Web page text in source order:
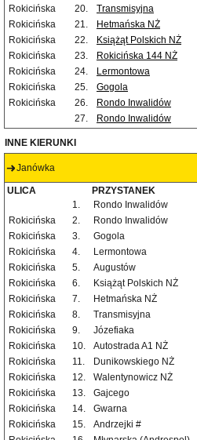
Rokicińska
20. Transmisyjna
Rokicińska
21. Hetmańska NŻ
Rokicińska
22. Książąt Polskich NŻ
Rokicińska
23. Rokicińska 144 NŻ
Rokicińska
24. Lermontowa
Rokicińska
25. Gogola
Rokicińska
26. Rondo Inwalidów
27.
Rondo Inwalidów
INNE KIERUNKI
Janówka
ULICA PRZYSTANEK
1.
Rondo Inwalidów
Rokicińska
2.
Rondo Inwalidów
Rokicińska
3.
Gogola
Rokicińska
4.
Lermontowa
Rokicińska
5.
Augustów
Rokicińska
6.
Książąt Polskich NŻ
Rokicińska
7.
Hetmańska NŻ
Rokicińska
8.
Transmisyjna
Rokicińska
9.
Józefiaka
Rokicińska
10.
Autostrada A1 NŻ
Rokicińska
11.
Dunikowskiego NŻ
Rokicińska
12.
Walentynowicz NŻ
Rokicińska
13.
Gajcego
Rokicińska
14.
Gwarna
Rokicińska
15.
Andrzejki #